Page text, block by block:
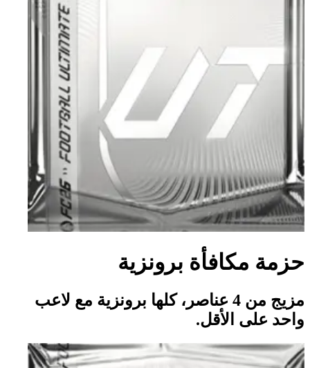
حزمة مكافأة برونزية
مزيج من 4 عناصر، كلها برونزية مع لاعب
واحد على الأقل.